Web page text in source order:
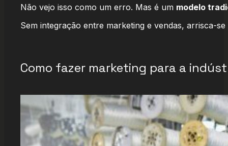
Não vejo isso como um erro. Mas é um modelo
Sem integração entre marketing e vendas, arrisca-
Como fazer marketing para a